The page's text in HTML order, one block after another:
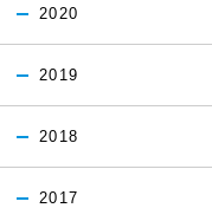
2020
2019
2018
2017